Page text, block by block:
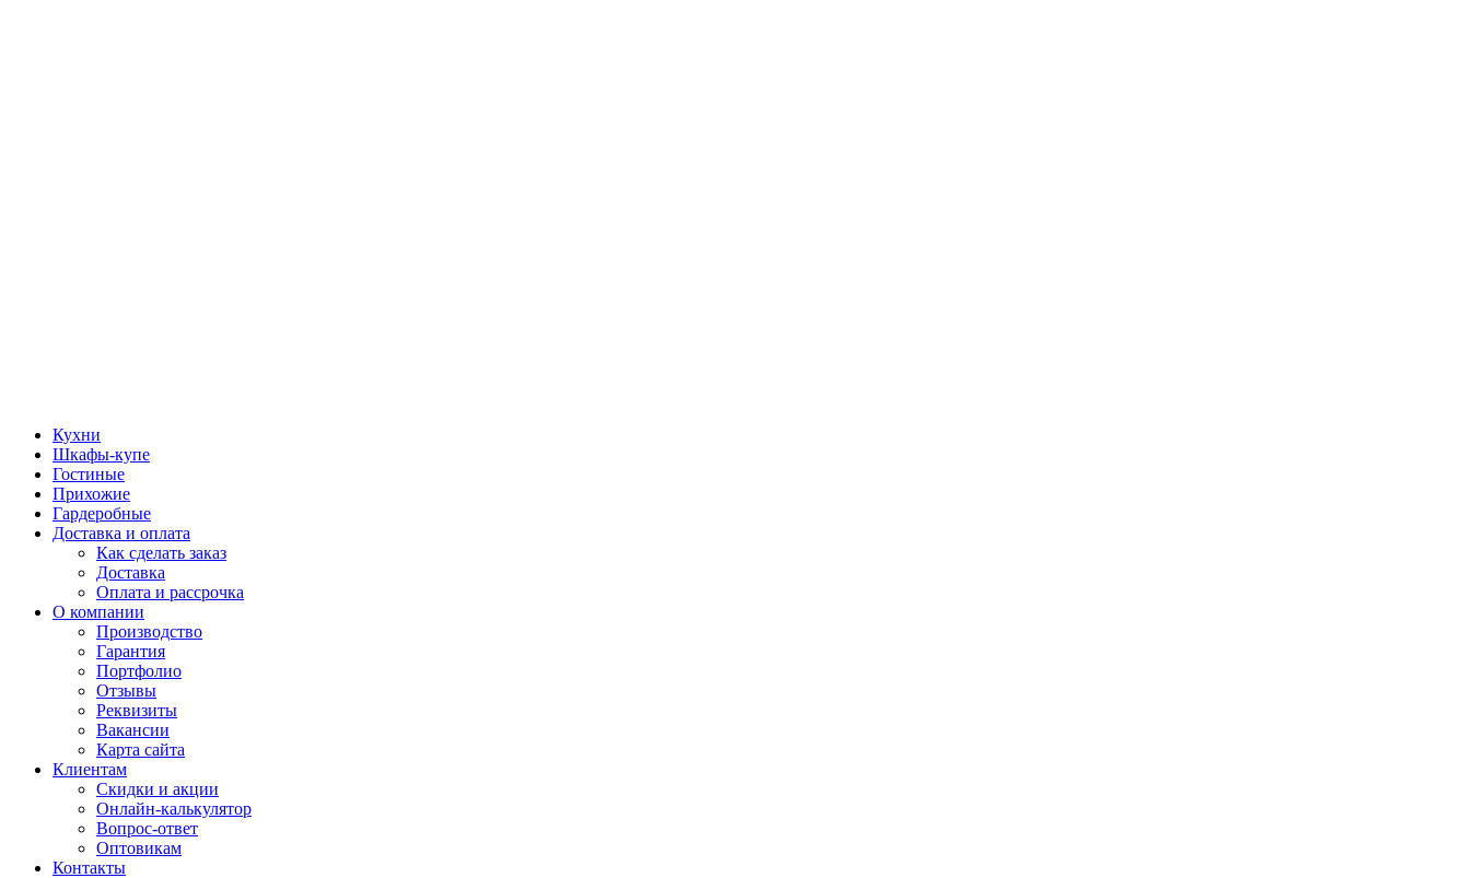
Кухни
Шкафы-купе
Гостиные
Прихожие
Гардеробные
Доставка и оплата
Как сделать заказ
Доставка
Оплата и рассрочка
О компании
Производство
Гарантия
Портфолио
Отзывы
Реквизиты
Вакансии
Карта сайта
Клиентам
Скидки и акции
Онлайн-калькулятор
Вопрос-ответ
Оптовикам
Контакты